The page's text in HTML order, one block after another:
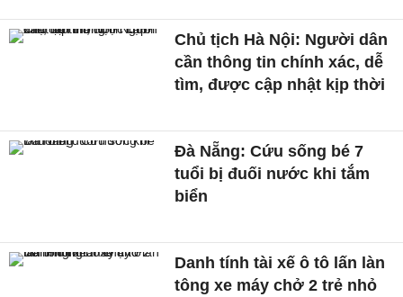
Chủ tịch Hà Nội: Người dân
cần thông tin chính xác, dễ
tìm, được cập nhật kịp thời
Đà Nẵng: Cứu sống bé 7
tuổi bị đuối nước khi tắm
biển
Danh tính tài xế ô tô lấn làn
tông xe máy chở 2 trẻ nhỏ